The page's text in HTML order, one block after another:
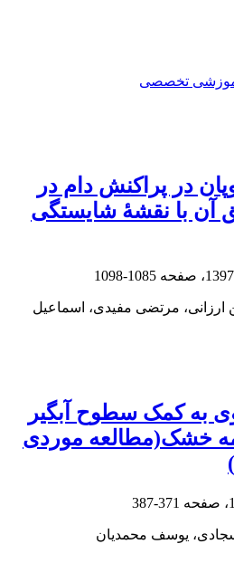
آموزشی تخصصی
در پراکنش دام در
آن با نقشۀ شایستگی
1085-1098
ارزانی، مرتضی مفیدی، اسماعیل
به کمک سطوح آبگیر
خشک(مطالعه موردی
371-387
یوسف محمدیان